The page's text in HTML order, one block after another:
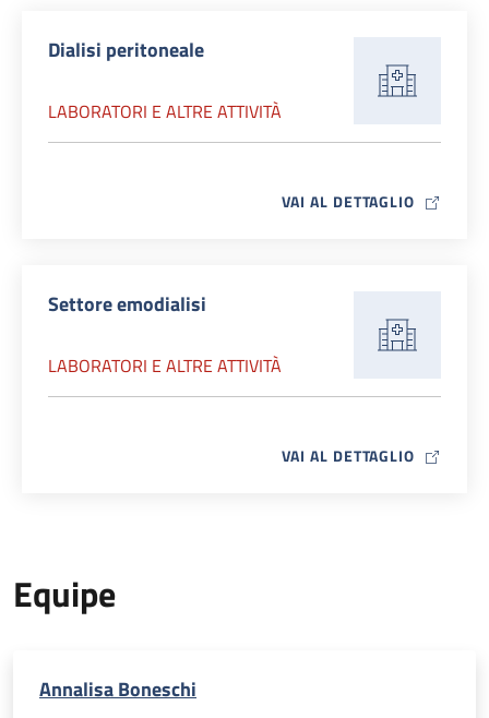
Dialisi peritoneale
LABORATORI E ALTRE ATTIVITÀ
VAI AL DETTAGLIO MAP ICON
Settore emodialisi
LABORATORI E ALTRE ATTIVITÀ
VAI AL DETTAGLIO MAP ICON
Equipe
Annalisa Boneschi